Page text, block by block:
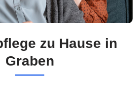
zu Hause in
Graben